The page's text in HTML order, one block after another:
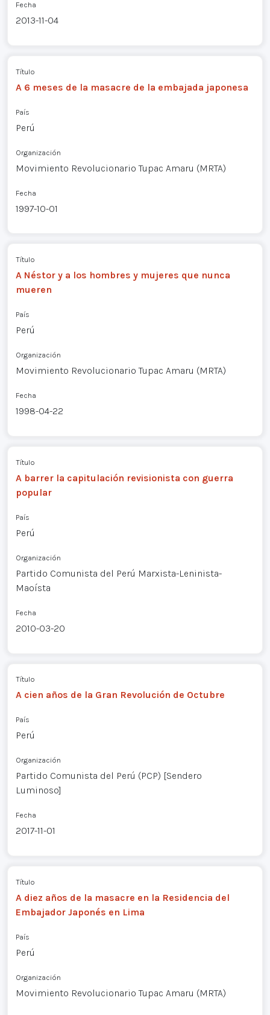
Fecha
2013-11-04
Título
A 6 meses de la masacre de la embajada japonesa
País
Perú
Organización
Movimiento Revolucionario Tupac Amaru (MRTA)
Fecha
1997-10-01
Título
A Néstor y a los hombres y mujeres que nunca
mueren
País
Perú
Organización
Movimiento Revolucionario Tupac Amaru (MRTA)
Fecha
1998-04-22
Título
A barrer la capitulación revisionista con guerra
popular
País
Perú
Organización
Partido Comunista del Perú Marxista-Leninista-
Maoísta
Fecha
2010-03-20
Título
A cien años de la Gran Revolución de Octubre
País
Perú
Organización
Partido Comunista del Perú (PCP) [Sendero
Luminoso]
Fecha
2017-11-01
Título
A diez años de la masacre en la Residencia del
Embajador Japonés en Lima
País
Perú
Organización
Movimiento Revolucionario Tupac Amaru (MRTA)